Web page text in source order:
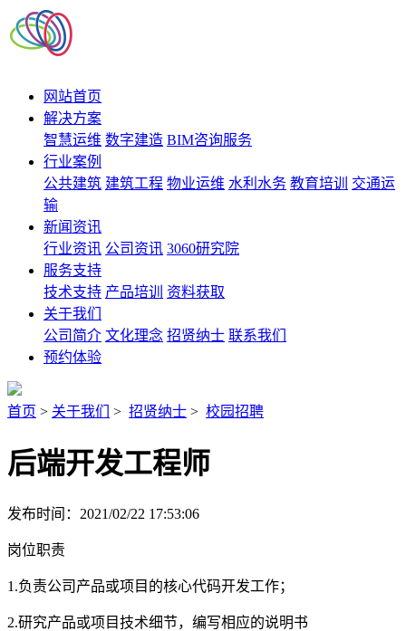
网站首页
解决方案
智慧运维 数字建造 BIM咨询服务
行业案例
公共建筑 建筑工程 物业运维 水利水务 教育培训
交通运
输
新闻资讯
行业资讯 公司资讯 3060研究院
服务支持
技术支持 产品培训
资料获取
关于我们
公司简介 文化理念 招贤纳士 联系我们
预约体验
首页 > 关于我们 > 招贤纳士 > 校园招聘
后端开发工程师
发布时间：2021/02/22 17:53:06
岗位职责
1.负责公司产品或项目的核心代码开发工作；
2.研究产品或项目技术细节，编写相应的说明书